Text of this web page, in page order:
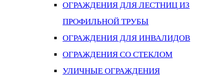
ОГРАЖДЕНИЯ ДЛЯ ЛЕСТНИЦ ИЗ
ПРОФИЛЬНОЙ ТРУБЫ
ОГРАЖДЕНИЯ ДЛЯ ИНВАЛИДОВ
ОГРАЖДЕНИЯ СО СТЕКЛОМ
УЛИЧНЫЕ ОГРАЖДЕНИЯ